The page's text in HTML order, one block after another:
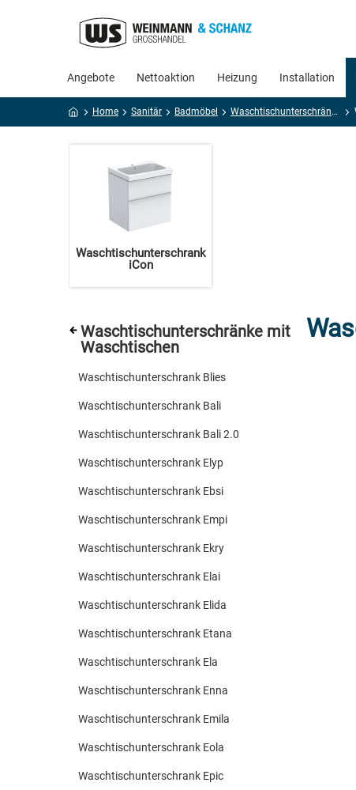
Angebote Nettoaktion Heizung Installation
Home Sanitär Badmöbel Waschtischunterschränke mit Waschtischen
Waschtischunterschrank
iCon
Waschtischunterschränke mit
Waschtischen
Waschtischunterschrank Blies
Waschtischunterschrank Bali
Waschtischunterschrank Bali 2.0
Waschtischunterschrank Elyp
Waschtischunterschrank Ebsi
Waschtischunterschrank Empi
Waschtischunterschrank Ekry
Waschtischunterschrank Elai
Waschtischunterschrank Elida
Waschtischunterschrank Etana
Waschtischunterschrank Ela
Waschtischunterschrank Enna
Waschtischunterschrank Emila
Waschtischunterschrank Eola
Waschtischunterschrank Epic